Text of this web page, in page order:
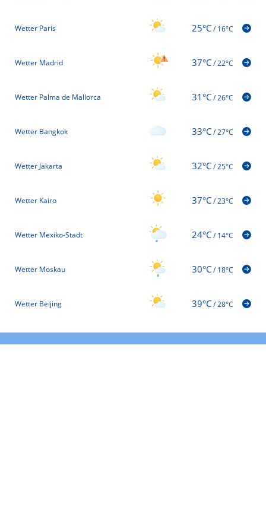
Wetter Paris 25°C/16°C
Wetter Madrid 37°C/22°C
Wetter Palma de Mallorca 31°C/26°C
Wetter Bangkok 33°C/27°C
Wetter Jakarta 32°C/25°C
Wetter Kairo 37°C/23°C
Wetter Mexiko-Stadt 24°C/14°C
Wetter Moskau 30°C/18°C
Wetter Beijing 39°C/28°C